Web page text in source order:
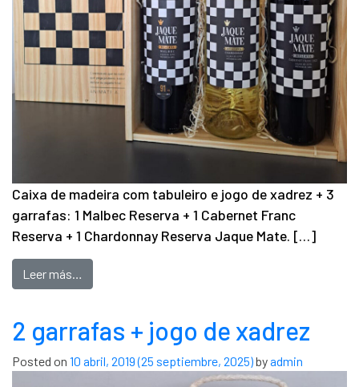
Caixa de madeira com tabuleiro e jogo de xadrez + 3
garrafas: 1 Malbec Reserva + 1 Cabernet Franc
Reserva + 1 Chardonnay Reserva Jaque Mate. […]
Leer más…
2 garrafas + jogo de xadrez
Posted on 10 abril, 2019(25 septiembre, 2025)byadmin